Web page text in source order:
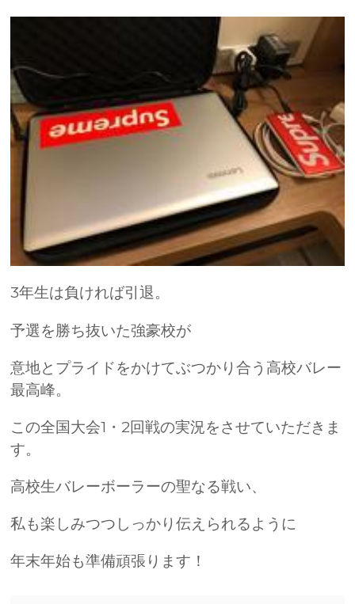
3年生は負ければ引退。
予選を勝ち抜いた強豪校が
意地とプライドをかけてぶつかり合う高校バレー
最高峰。
この全国大会1・2回戦の実況をさせていただきま
す。
高校生バレーボーラーの聖なる戦い、
私も楽しみつつしっかり伝えられるように
年末年始も準備頑張ります！